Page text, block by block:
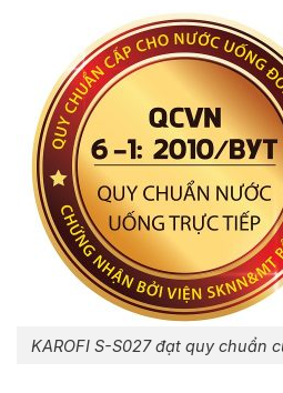
KAROFI S-S027 đạt quy chuẩn